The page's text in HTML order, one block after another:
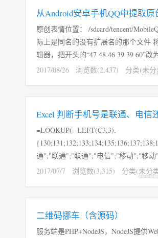
从Android安卓手机QQ中提取原
原创表情位置： /sdcard/tencent/MobileQQ/.emotionsm/ 注意： “.emotionsm”是个隐藏
际上是同名的没有扩展名的那个文件 将没有扩展名的文件复制出来并添加“.gif”后缀，打开时发现格式不正确，修改方法为： 用二进制编
2017/08/26
浏览数(2,437) 分类(未分
Excel 判断手机号是联通、电信
=LOOKUP(--LEFT(C3,3),
通";"联通";"联通";"电信";"移动";"移
2017/07/7
浏览数(3,315) 分类(未分
二维码挪车（含源码）
服务端是PHP+NodeJS，NodeJS提供WebSockets的在线聊天。 安装 yum install